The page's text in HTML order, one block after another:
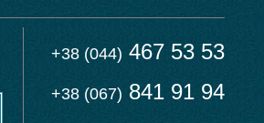
+38 (044) 467 53 53
+38 (067) 841 91 94